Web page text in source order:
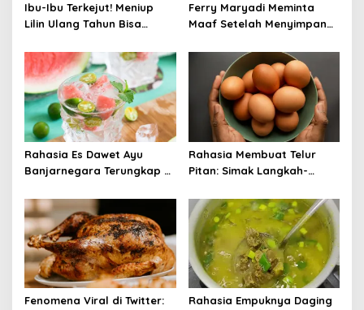
Ibu-Ibu Terkejut! Meniup
Lilin Ulang Tahun Bisa
Ferry Maryadi Meminta
Maaf Setelah Menyimpan
Rahasia Es Dawet Ayu
Banjarnegara Terungkap di
Rahasia Membuat Telur
Pitan: Simak Langkah-
Panduannya
Fenomena Viral di Twitter:
Rahasia Empuknya Daging